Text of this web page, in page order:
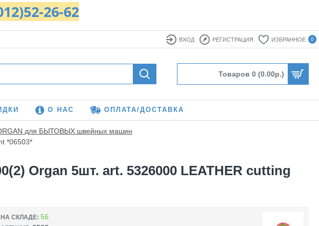
26-62
ВХОД РЕГИСТРАЦИЯ ИЗБРАННОЕ 0
Товаров 0 (0.00р.)
О НАС ОПЛАТА/ДОСТАВКА
для БЫТОВЫХ швейных машин
*06503*
Organ 5шт. art. 5326000 LEATHER cutting
НА СКЛАДЕ: 56